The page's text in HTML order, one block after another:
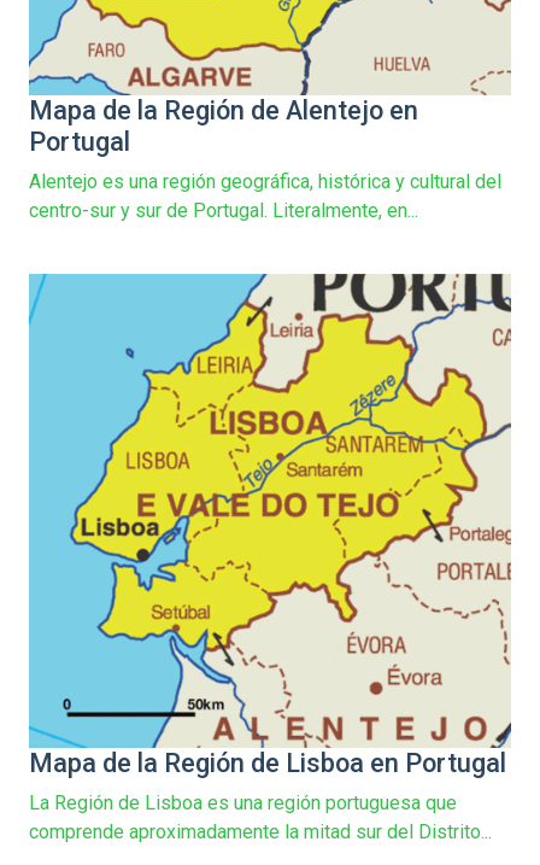
Mapa de la Región de Alentejo en
Portugal
Alentejo es una región geográfica, histórica y cultural del
centro-sur y sur de Portugal. Literalmente, en...
Mapa de la Región de Lisboa en Portugal
La Región de Lisboa es una región portuguesa que
comprende aproximadamente la mitad sur del Distrito...